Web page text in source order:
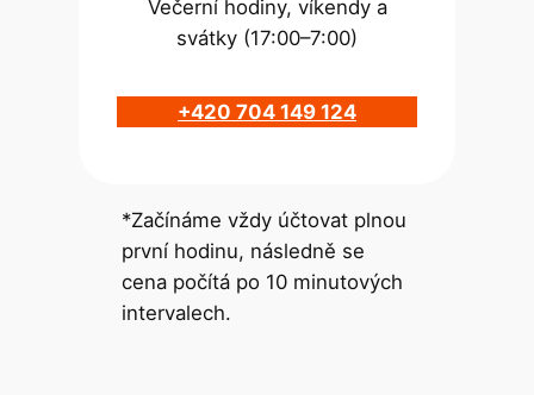
Večerní hodiny, víkendy a
svátky (17:00–7:00)
+420 704 149 124
*Začínáme vždy účtovat plnou
první hodinu, následně se
cena počítá po 10 minutových
intervalech.